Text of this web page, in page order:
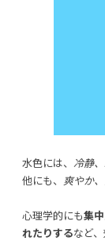
水色には、 冷静
他にも、 爽やか
心理学的にも集
れたりするなど